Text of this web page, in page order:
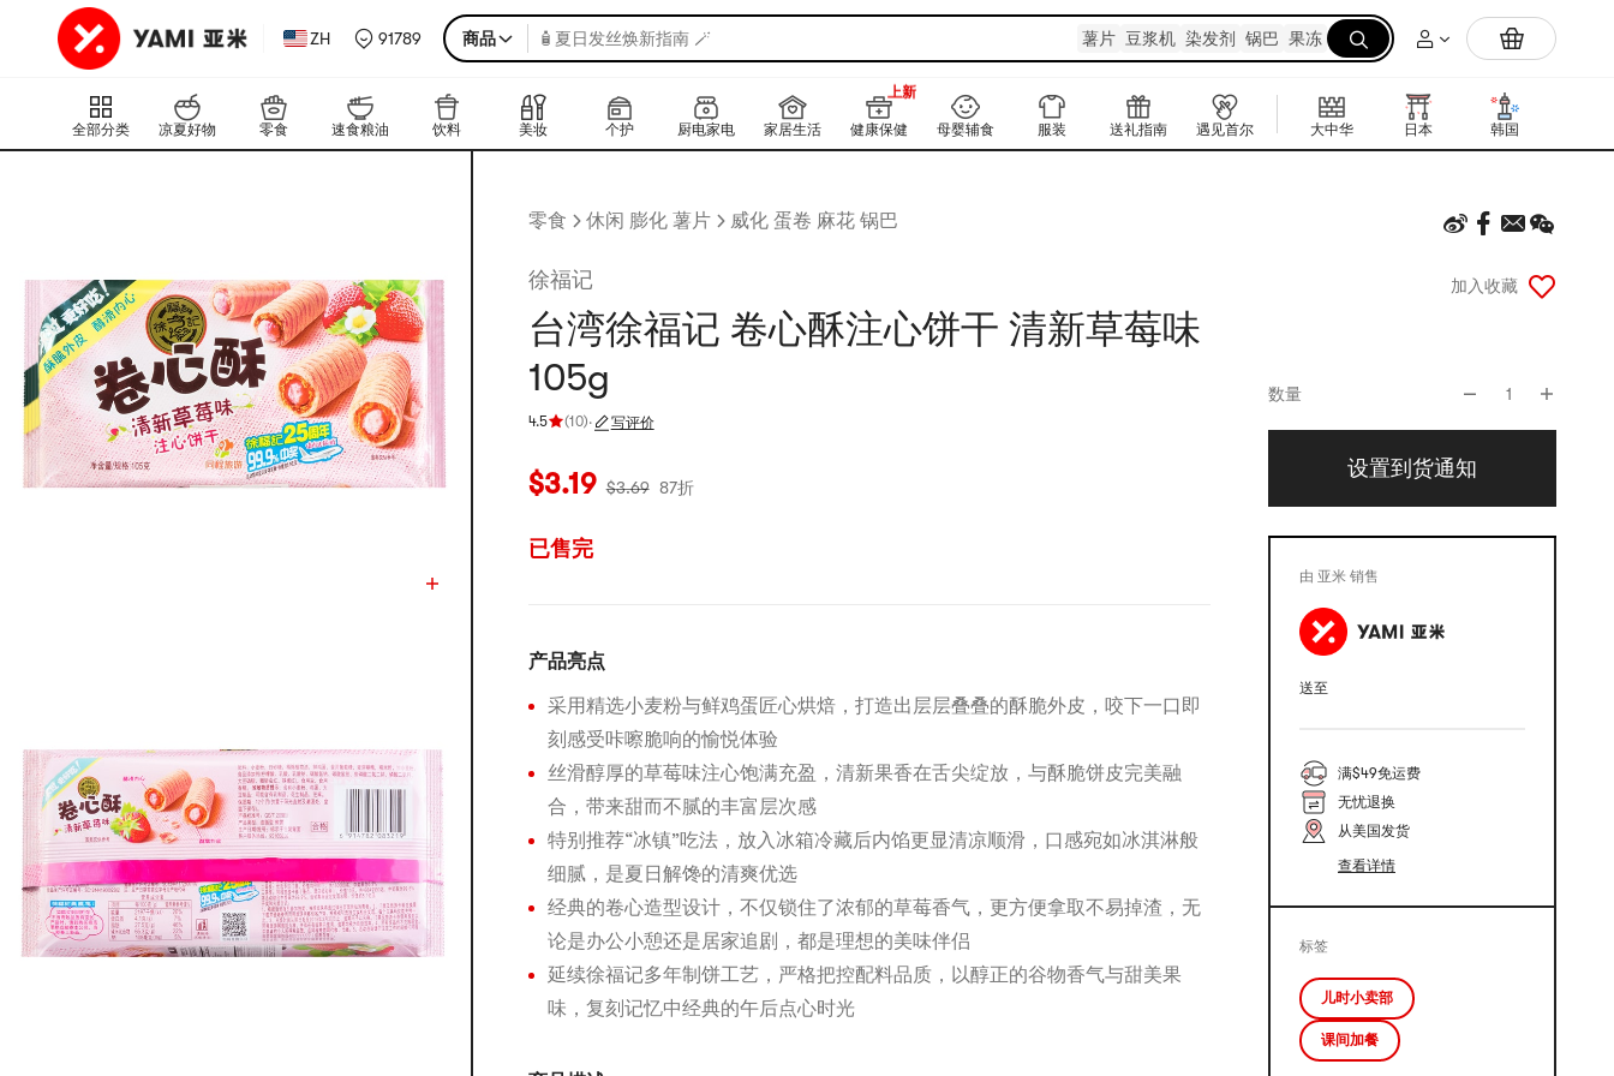
ZH 91789 商品 🧴夏日发丝焕新指南 🪄 Yami自研抹茶粉上线🔥在家实现抹茶拿铁自由
薯片 豆浆机 染发剂 锅巴 果冻
全部分类 凉夏好物 零食 速食粮油 饮料 美妆 个护 厨电家电 家居生活 健康保健
990+
母婴辅食 服装 送礼指南 遇见首尔 大中华 日本 韩国
零食 休闲 膨化 薯片 威化 蛋卷 麻花 锅巴
徐福记
台湾徐福记 卷心酥注心饼干 清新草莓味
105g
4.5 (10)
评分 4.5 颗星，最多 5 颗星
· 写评价
当前价格：$3.19
$3.19 $3.69 87折
已售完
产品亮点
采用精选小麦粉与鲜鸡蛋匠心烘焙，打造出层层叠叠的酥脆外皮，咬下一口即
刻感受咔嚓脆响的愉悦体验
丝滑醇厚的草莓味注心饱满充盈，清新果香在舌尖绽放，与酥脆饼皮完美融
合，带来甜而不腻的丰富层次感
特别推荐“冰镇”吃法，放入冰箱冷藏后内馅更显清凉顺滑，口感宛如冰淇淋般
细腻，是夏日解馋的清爽优选
经典的卷心造型设计，不仅锁住了浓郁的草莓香气，更方便拿取不易掉渣，无
论是办公小憩还是居家追剧，都是理想的美味伴侣
延续徐福记多年制饼工艺，严格把控配料品质，以醇正的谷物香气与甜美果
味，复刻记忆中经典的午后点心时光
加入收藏
数量 1
设置到货通知
由 亚米 销售
送至
满$49免运费
无忧退换
从美国发货
查看详情
标签
儿时小卖部
课间加餐